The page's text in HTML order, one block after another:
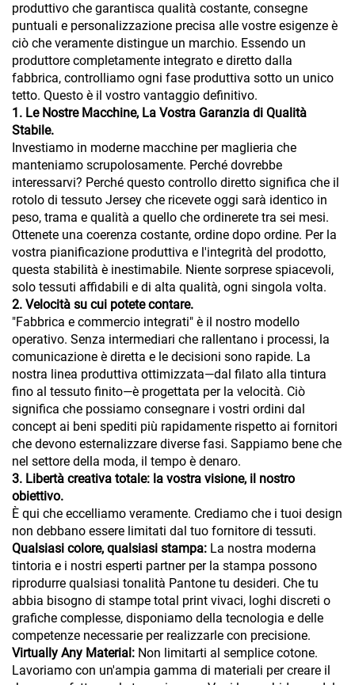
produttivo che garantisca qualità costante, consegne
puntuali e personalizzazione precisa alle vostre esigenze è
ciò che veramente distingue un marchio. Essendo un
produttore completamente integrato e diretto dalla
fabbrica, controlliamo ogni fase produttiva sotto un unico
tetto. Questo è il vostro vantaggio definitivo.
1. Le Nostre Macchine, La Vostra Garanzia di Qualità
Stabile.
Investiamo in moderne macchine per maglieria che
manteniamo scrupolosamente. Perché dovrebbe
interessarvi? Perché questo controllo diretto significa che il
rotolo di tessuto Jersey che ricevete oggi sarà identico in
peso, trama e qualità a quello che ordinerete tra sei mesi.
Ottenete una coerenza costante, ordine dopo ordine. Per la
vostra pianificazione produttiva e l'integrità del prodotto,
questa stabilità è inestimabile. Niente sorprese spiacevoli,
solo tessuti affidabili e di alta qualità, ogni singola volta.
2. Velocità su cui potete contare.
"Fabbrica e commercio integrati" è il nostro modello
operativo. Senza intermediari che rallentano i processi, la
comunicazione è diretta e le decisioni sono rapide. La
nostra linea produttiva ottimizzata—dal filato alla tintura
fino al tessuto finito—è progettata per la velocità. Ciò
significa che possiamo consegnare i vostri ordini dal
concept ai beni spediti più rapidamente rispetto ai fornitori
che devono esternalizzare diverse fasi. Sappiamo bene che
nel settore della moda, il tempo è denaro.
3. Libertà creativa totale: la vostra visione, il nostro
obiettivo.
È qui che eccelliamo veramente. Crediamo che i tuoi design
non debbano essere limitati dal tuo fornitore di tessuti.
Qualsiasi colore, qualsiasi stampa: La nostra moderna
tintoria e i nostri esperti partner per la stampa possono
riprodurre qualsiasi tonalità Pantone tu desideri. Che tu
abbia bisogno di stampe total print vivaci, loghi discreti o
grafiche complesse, disponiamo della tecnologia e delle
competenze necessarie per realizzarle con precisione.
Virtually Any Material: Non limitarti al semplice cotone.
Lavoriamo con un'ampia gamma di materiali per creare il